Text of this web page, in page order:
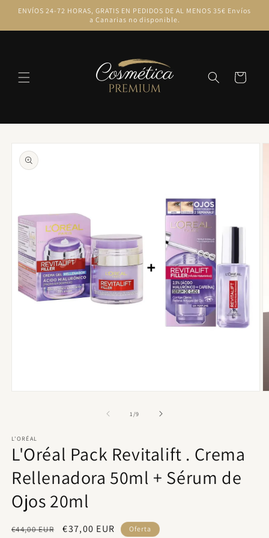
directamente
ENVÍOS 24-72 HORAS, GRATIS EN PEDIDOS DE AL MENOS 35€ Envíos
a Canarias no disponible.
Carrito
directamente
a la
información
una
ventana
modal
1/de
9
L'ORÉAL
L'Oréal Pack Revitalift . Crema
Rellenadora 50ml + Sérum de
Ojos 20ml
Precio
€44,00 EUR
Precio
€37,00 EUR Oferta